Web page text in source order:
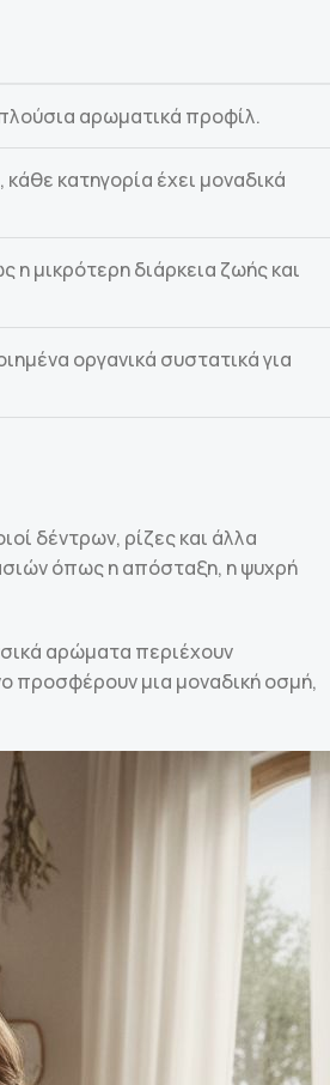
αρωματικά προφίλ.
κατηγορία έχει μοναδικά
η μικρότερη διάρκεια ζωής και
οργανικά συστατικά για
δέντρων, ρίζες και άλλα
όπως η απόσταξη, η ψυχρή
αρώματα περιέχουν
προσφέρουν μια μοναδική οσμή,